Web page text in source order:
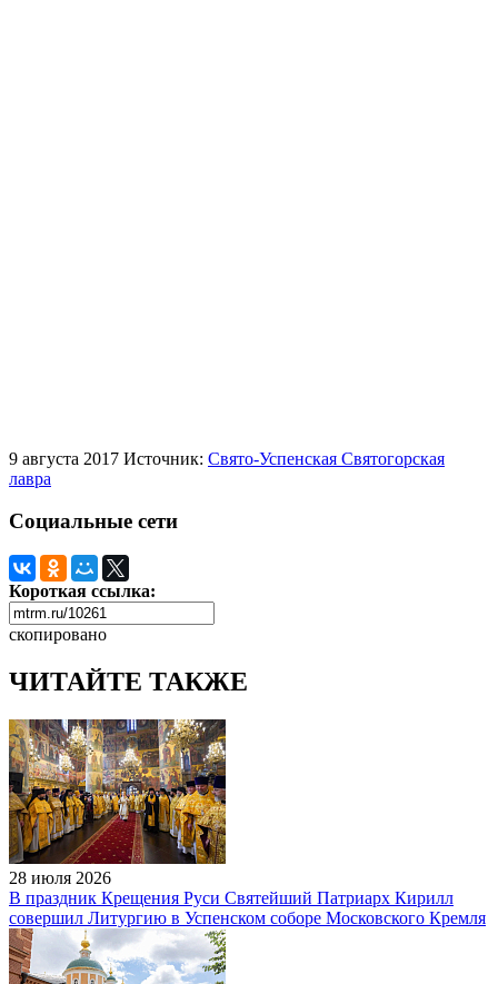
9 августа 2017 Источник: Свято-Успенская Святогорская
лавра
Социальные сети
Короткая ссылка:
скопировано
ЧИТАЙТЕ ТАКЖЕ
28 июля 2026
В праздник Крещения Руси Святейший Патриарх Кирилл
совершил Литургию в Успенском соборе Московского Кремля